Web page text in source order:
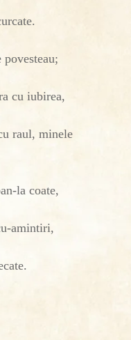
cu iubirea,
raul, minele
la coate,
amintiri,